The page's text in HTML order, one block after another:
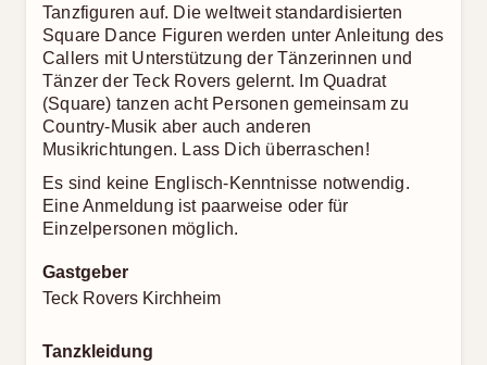
Tanzfiguren auf. Die weltweit standardisierten
Square Dance Figuren werden unter Anleitung des
Callers mit Unterstützung der Tänzerinnen und
Tänzer der Teck Rovers gelernt. Im Quadrat
(Square) tanzen acht Personen gemeinsam zu
Country-Musik aber auch anderen
Musikrichtungen. Lass Dich überraschen!
Es sind keine Englisch-Kenntnisse notwendig.
Eine Anmeldung ist paarweise oder für
Einzelpersonen möglich.
Gastgeber
Teck Rovers Kirchheim
Tanzkleidung